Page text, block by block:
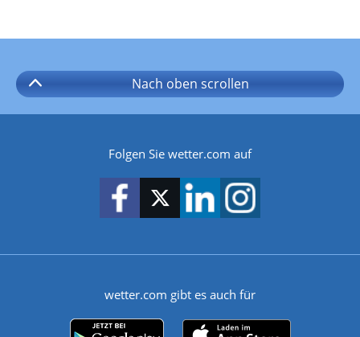
Nach oben scrollen
Folgen Sie wetter.com auf
wetter.com gibt es auch für